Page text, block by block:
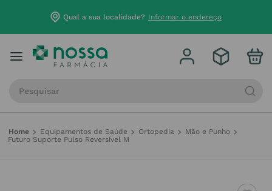
Qual a sua localidade? Informar o endereço
Equipamentos de Saúde Ortopedia
Mão e Punho
Futuro Suporte Pulso Reversível M